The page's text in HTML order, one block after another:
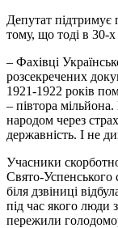
Депутат підтримує
тому, що тоді в 30-х
– Фахівці
розсекречених
1921-1922 років
– півтора
народом через
державність. І не
Учасники
Свято-Успенського
біля дзвіниці
під час якого люди
пережили